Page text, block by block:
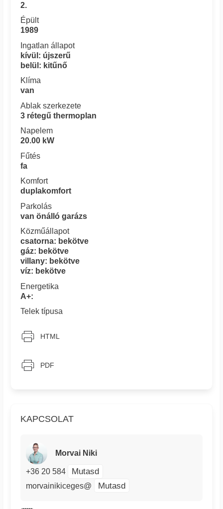
KAPCSOLAT
Morvai Niki
+36 20 584 Mutasd
morvainikiceges@ Mutasd
2.
Épült
1989
Ingatlan állapot
kívül: újszerű
belül: kitűnő
Klíma
van
Ablak szerkezete
3 rétegű thermoplan
Napelem
20.00 kW
Fűtés
fa
Komfort
duplakomfort
Parkolás
van önálló garázs
Közműállapot
csatorna: bekötve
gáz: bekötve
villany: bekötve
víz: bekötve
Energetika
A+:
Telek típusa
HTML
PDF